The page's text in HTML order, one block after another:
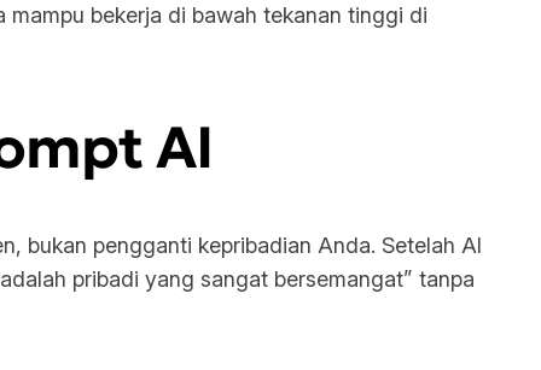
bekerja di bawah tekanan tinggi di
AI
bukan pengganti kepribadian Anda. Setelah AI
pribadi yang sangat bersemangat” tanpa